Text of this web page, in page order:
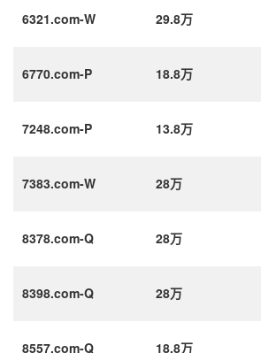
6321.com-W 29.8万
6770.com-P 18.8万
7248.com-P 13.8万
7383.com-W 28万
8378.com-Q 28万
8398.com-Q 28万
8557.com-Q 18.8万